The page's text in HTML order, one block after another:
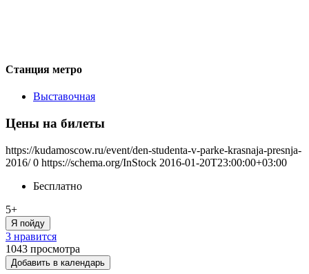
Станция метро
Выставочная
Цены на билеты
https://kudamoscow.ru/event/den-studenta-v-parke-krasnaja-presnja-
2016/ 0 https://schema.org/InStock 2016-01-20T23:00:00+03:00
Бесплатно
5+
Я пойду
3 нравится
1043 просмотра
Добавить в календарь